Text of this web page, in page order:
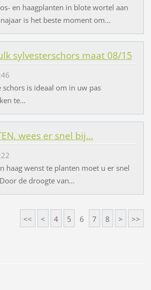
en haagplanten in blote wortel aan
is het beste moment om...
sylvesterschors maat 08/15
is ideaal om in uw pas
te...
wees er snel bij...
haag wenst te planten moet u er snel
de droogte van...
<< < 4 5 6 7 8 > >>